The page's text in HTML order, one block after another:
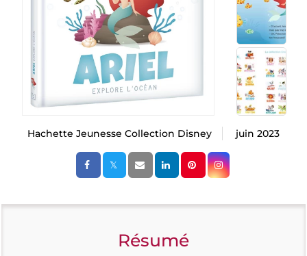
Hachette Jeunesse Collection Disney juin 2023
Résumé